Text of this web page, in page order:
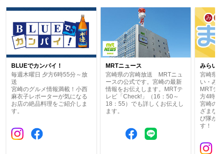
BLUEでカンパイ！
毎週木曜日 夕方6時55分～放
送
宮崎のグルメ情報満載！小西
麻衣子レポーターが気になる
お店の絶品料理をご紹介しま
す。
MRTニュース
宮崎県の宮崎放送 MRTニュ
ースの公式です。宮崎の最新
情報をお伝えします。MRTテ
レビ「Check!」（16：50～
18：55）でも詳しくお伝えし
ます。
みらい
宮崎
い・
MRT
方4時
宮崎の
ざま
び隊が
す！